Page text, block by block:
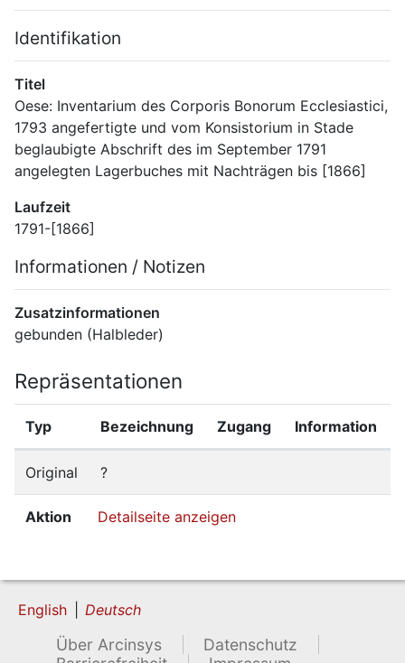
Identifikation
Titel
Oese: Inventarium des Corporis Bonorum Ecclesiastici,
1793 angefertigte und vom Konsistorium in Stade
beglaubigte Abschrift des im September 1791
angelegten Lagerbuches mit Nachträgen bis [1866]
Laufzeit
1791-[1866]
Informationen / Notizen
Zusatzinformationen
gebunden (Halbleder)
Repräsentationen
Typ Bezeichnung Zugang Information
Original ?
Aktion Detailseite anzeigen
English Deutsch
Über Arcinsys
Datenschutz